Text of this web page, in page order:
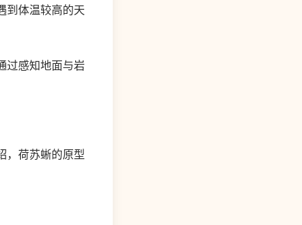
到体温较高的天
感知地面与岩
荷苏蜥的原型